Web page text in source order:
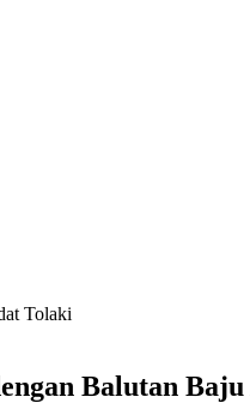
Tolaki
Balutan